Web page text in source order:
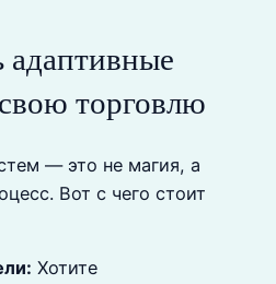
адаптивные
торговлю
— это не магия, а
Вот с чего стоит
Хотите